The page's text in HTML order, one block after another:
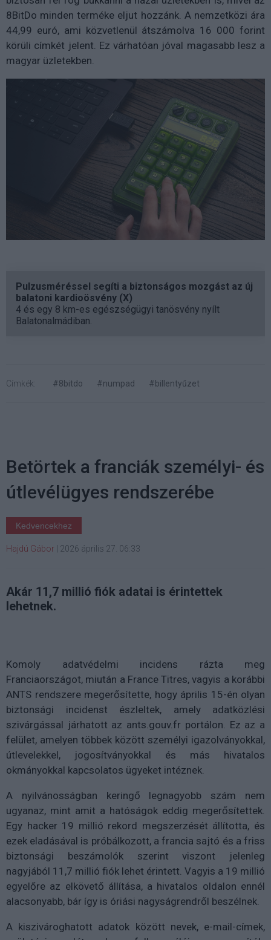
8BitDo minden terméke eljut hozzánk. A nemzetközi ára
44,99 euró, ami közvetlenül átszámolva 16 000 forint
körüli címkét jelent. Ez várhatóan jóval magasabb lesz a
magyar üzletekben.
Pulzusméréssel segíti a biztonságos mozgást az új
balatoni kardioösvény (X)
4 és egy 8 km-es egészségügyi tanösvény nyílt
Balatonalmádiban.
Címkék: #8bitdo #numpad #billentyűzet
Betörtek a franciák személyi- és
útlevélügyes rendszerébe
Kedvencekhez
Hajdú Gábor 2026 április 27. 06:33
Akár 11,7 millió fiók adatai is érintettek
lehetnek.
Komoly adatvédelmi incidens rázta meg
Franciaországot, miután a France Titres, vagyis a korábbi
ANTS rendszere megerősítette, hogy április 15-én olyan
biztonsági incidenst észleltek, amely adatközlési
szivárgással járhatott az ants.gouv.fr portálon. Ez az a
felület, amelyen többek között személyi igazolványokkal,
útlevelekkel, jogosítványokkal és más hivatalos
okmányokkal kapcsolatos ügyeket intéznek.
A nyilvánosságban keringő legnagyobb szám nem
ugyanaz, mint amit a hatóságok eddig megerősítettek.
Egy hacker 19 millió rekord megszerzését állította, és
ezek eladásával is próbálkozott, a francia sajtó és a friss
biztonsági beszámolók szerint viszont jelenleg
nagyjából 11,7 millió fiók lehet érintett. Vagyis a 19 millió
egyelőre az elkövető állítása, a hivatalos oldalon ennél
alacsonyabb, bár így is óriási nagyságrendről beszélnek.
A kiszivároghatott adatok között nevek, e-mail-címek,